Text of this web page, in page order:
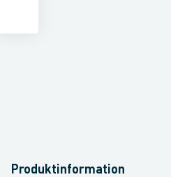
Produktinformation